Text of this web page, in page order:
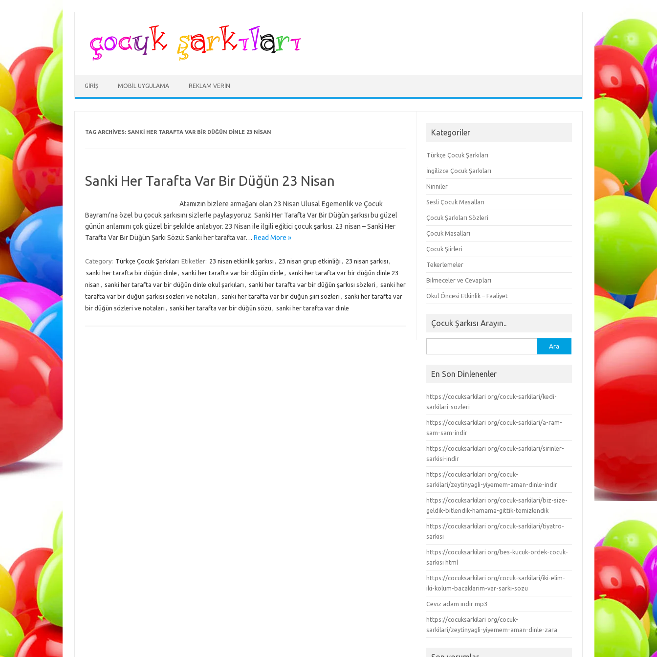
GIRIŞ MOBIL UYGULAMA REKLAM VERIN
TAG ARCHIVES: SANKI HER TARAFTA VAR BIR DÜĞÜN DINLE 23 NISAN
Sanki Her Tarafta Var Bir Düğün 23 Nisan
Atamızın bizlere armağanı olan 23 Nisan Ulusal Egemenlik ve Çocuk
Bayramı‘na özel bu çocuk şarkısını sizlerle paylaşıyoruz. Sanki Her Tarafta Var Bir Düğün şarkısı bu güzel
günün anlamını çok güzel bir şekilde anlatıyor. 23 Nisan ile ilgili eğitici çocuk şarkısı. 23 nisan – Sanki Her
Tarafta Var Bir Düğün Şarkı Sözü: Sanki her tarafta var… Read More »
Category: Türkçe Çocuk Şarkıları Etiketler: 23 nisan etkinlik şarkısı , 23 nisan grup etkinliği , 23 nisan şarkısı ,
sanki her tarafta bir düğün dinle , sanki her tarafta var bir düğün dinle , sanki her tarafta var bir düğün dinle 23
nisan , sanki her tarafta var bir düğün dinle okul şarkıları , sanki her tarafta var bir düğün şarkısı sözleri , sanki her
tarafta var bir düğün şarkısı sözleri ve notaları , sanki her tarafta var bir düğün şiiri sözleri , sanki her tarafta var
bir düğün sözleri ve notaları , sanki her tarafta var bir düğün sözü , sanki her tarafta var dinle
Kategoriler
Türkçe Çocuk Şarkıları
İngilizce Çocuk Şarkıları
Ninniler
Sesli Çocuk Masalları
Çocuk Şarkıları Sözleri
Çocuk Masalları
Çocuk Şiirleri
Tekerlemeler
Bilmeceler ve Cevapları
Okul Öncesi Etkinlik – Faaliyet
Çocuk Şarkısı Arayın..
En Son Dinlenenler
https://cocuksarkilari org/cocuk-sarkilari/kedi-
sarkilari-sozleri
https://cocuksarkilari org/cocuk-sarkilari/a-ram-
sam-sam-indir
https://cocuksarkilari org/cocuk-sarkilari/sirinler-
sarkisi-indir
https://cocuksarkilari org/cocuk-
sarkilari/zeytinyagli-yiyemem-aman-dinle-indir
https://cocuksarkilari org/cocuk-sarkilari/biz-size-
geldik-bitlendik-hamama-gittik-temizlendik
https://cocuksarkilari org/cocuk-sarkilari/tiyatro-
sarkisi
https://cocuksarkilari org/bes-kucuk-ordek-cocuk-
sarkisi html
https://cocuksarkilari org/cocuk-sarkilari/iki-elim-
iki-kolum-bacaklarim-var-sarki-sozu
Cevız adam ındır mp3
https://cocuksarkilari org/cocuk-
sarkilari/zeytinyagli-yiyemem-aman-dinle-zara